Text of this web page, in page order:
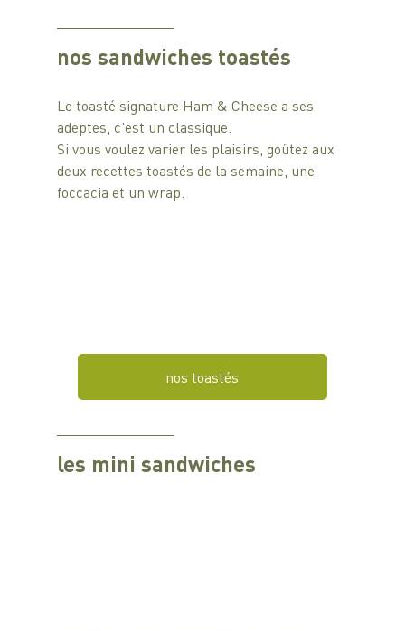
nos sandwiches toastés
Le toasté signature Ham & Cheese a ses
adeptes, c’est un classique.
Si vous voulez varier les plaisirs, goûtez aux
deux recettes toastés de la semaine, une
foccacia et un wrap.
nos toastés
les mini sandwiches